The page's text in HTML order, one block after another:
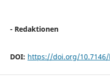
- Redaktionen
DOI: https://doi.org/10.7146/